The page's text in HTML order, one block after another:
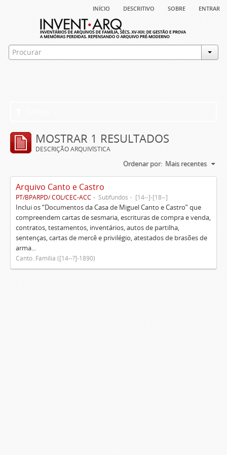
início descritivo sobre entrar
MOSTRAR 1 RESULTADOS
DESCRIÇÃO ARQUIVÍSTICA
Ordenar por: Mais recentes
Arquivo Canto e Castro
PT/BPARPD/ COL/CEC-ACC Subfundos [14--]-[18--]
Inclui os “Documentos da Casa de Miguel Canto e Castro” que
compreendem cartas de sesmaria, escrituras de compra e venda,
contratos, testamentos, inventários, autos de partilha,
sentenças, cartas de mercê e privilégio, atestados de brasões de
arma...
Canto. Família ([14--?]-1890)